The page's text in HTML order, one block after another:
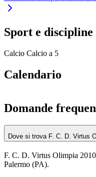
Sport e discipline
Calcio Calcio a 5
Calendario
Domande
Dove si trova F. C. D. Virtus
F. C. D. Virtus Olimpia
Palermo (PA).